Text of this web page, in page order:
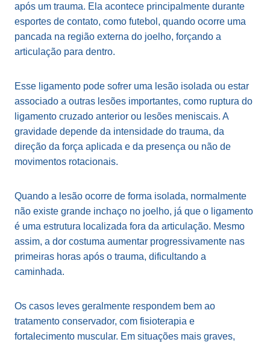
após um trauma. Ela acontece principalmente durante
esportes de contato, como futebol, quando ocorre uma
pancada na região externa do joelho, forçando a
articulação para dentro.
Esse ligamento pode sofrer uma lesão isolada ou estar
associado a outras lesões importantes, como ruptura do
ligamento cruzado anterior ou lesões meniscais. A
gravidade depende da intensidade do trauma, da
direção da força aplicada e da presença ou não de
movimentos rotacionais.
Quando a lesão ocorre de forma isolada, normalmente
não existe grande inchaço no joelho, já que o ligamento
é uma estrutura localizada fora da articulação. Mesmo
assim, a dor costuma aumentar progressivamente nas
primeiras horas após o trauma, dificultando a
caminhada.
Os casos leves geralmente respondem bem ao
tratamento conservador, com fisioterapia e
fortalecimento muscular. Em situações mais graves,